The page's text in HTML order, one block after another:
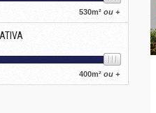
530m² ou +
400m² ou +